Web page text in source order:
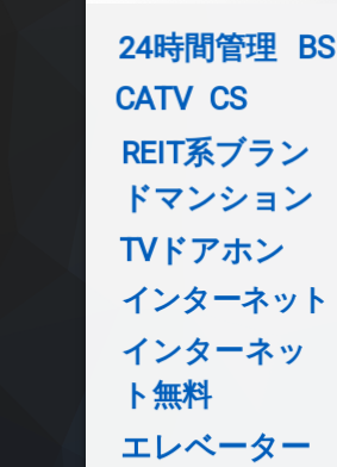
24時間管理
BS
CATV CS
REIT系ブラン
ドマンション
TVドアホン
インターネット
インターネッ
ト無料
エレベーター